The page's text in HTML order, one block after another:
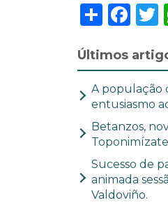
Últimos
A população
entusiasmo
Betanzos,
Sucesso de
animada
Valdoviño.